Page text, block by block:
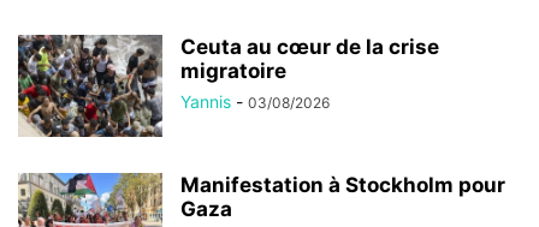
Ceuta au cœur de la crise
migratoire
Yannis - 03/08/2026
Manifestation à Stockholm pour
Gaza